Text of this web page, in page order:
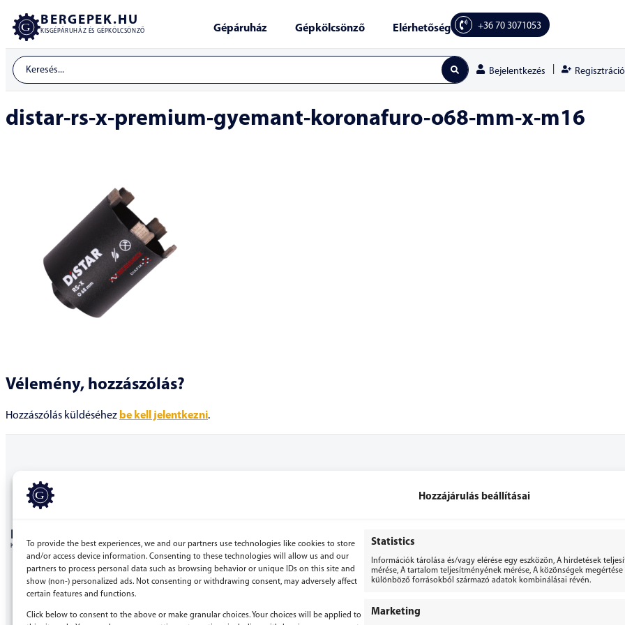
Hozzájárulás beállításai
To provide the best experiences, we and our partners use technologies like cookies to store
and/or access device information. Consenting to these technologies will allow us and our
partners to process personal data such as browsing behavior or unique IDs on this site and
show (non-) personalized ads. Not consenting or withdrawing consent, may adversely affect
certain features and functions.
Click below to consent to the above or make granular choices. Your choices will be applied to
Statistics
Információk tárolása és/vagy elérése egy eszközön, A hirdetések
mérése, A tartalom teljesítményének mérése, A közönségek
különböző forrásokból származó adatok kombinálásai révén.
Marketing
BERGEPEK.HU
KISGÉPÁRUHÁZ ÉS GÉPKÖLCSÖNZŐ Gépáruház Gépkölcsönző Elérhetőség +36 70 3071053
Bejelentkezés Regisztráció
distar-rs-x-premium-gyemant-koronafuro-o68-mm-x-m16
Vélemény, hozzászólás?
Hozzászólás küldéséhez be kell jelentkezni.
BERGEPEK.HU
KISGÉPÁRUHÁZ ÉS GÉPKÖLCSÖNZŐ
Bérgépek Gépáruház Kereskedelmi Kft.
4173 Nagyrábé, Esze Tamás utca 28.
Adószám: 32977923-2-09
+36 70 3071053
bergepek@gmail.com